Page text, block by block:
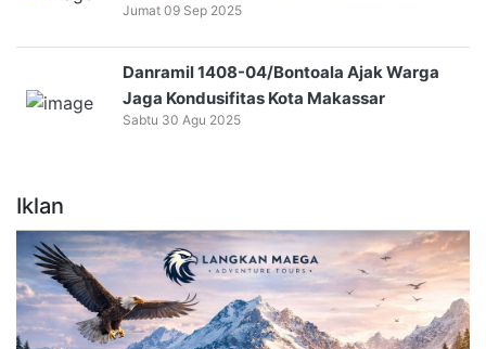
Jumat 09 Sep 2025
Danramil 1408-04/Bontoala Ajak Warga
Jaga Kondusifitas Kota Makassar
Sabtu 30 Agu 2025
Iklan